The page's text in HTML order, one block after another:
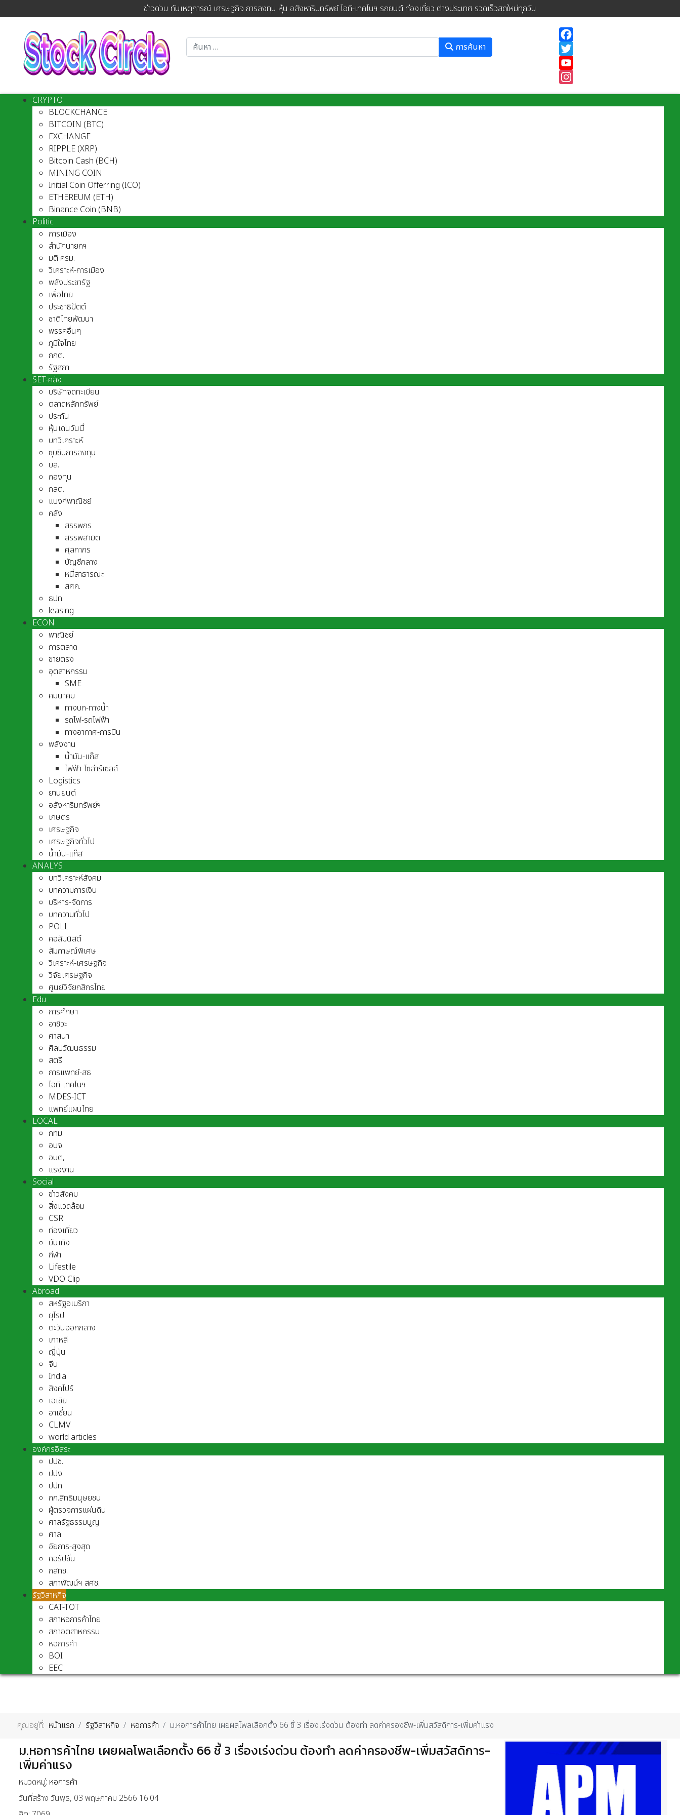
ข่าวด่วน ทันเหตุการณ์ เศรษฐกิจ การลงทุน หุ้น อสังหาริมทรัพย์ ไอที-เทคโนฯ รถยนต์ ท่องเที่ยว ต่างประเทศ รวดเร็วสดใหม่ทุกวัน
การค้นหา
Instagram
CRYPTO
BLOCKCHANCE
BITCOIN (BTC)
EXCHANGE
RIPPLE (XRP)
Bitcoin Cash (BCH)
MINING COIN
Initial Coin Offerring (ICO)
ETHEREUM (ETH)
Binance Coin (BNB)
Politic
การเมือง
สำนักนายกฯ
มติ ครม.
วิเคราะห์-การเมือง
พลังประชารัฐ
เพื่อไทย
ประชาธิปัตต์
ชาติไทยพัฒนา
พรรคอื่นๆ
ภูมิใจไทย
กกต.
รัฐสภา
SET-คลัง
บริษัทจดทะเบียน
ตลาดหลักทรัพย์
ประกัน
หุ้นเด่นวันนี้
บทวิเคราะห์
ซุบซิบการลงทุน
บล.
กองทุน
กลต.
แบงก์พาณิชย์
คลัง
สรรพกร
สรรพสามิต
ศุลกากร
บัญชีกลาง
หนี้สาธารณะ
สศค.
ธปท.
leasing
ECON
พาณิชย์
การตลาด
ขายตรง
อุตสาหกรรม
SME
คมนาคม
ทางบก-ทางน้ำ
รถไฟ-รถไฟฟ้า
ทางอากาศ-การบิน
พลังงาน
น้ำมัน-แก๊ส
ไฟฟ้า-โซล่าร์เซลล์
Logistics
ยานยนต์
อสังหาริมทรัพย์ฯ
เกษตร
เศรษฐกิจ
เศรษฐกิจทั่วไป
น้ำมัน-แก๊ส
ANALYS
บทวิเคราะห์สังคม
บทความการเงิน
บริหาร-จัดการ
บทความทั่วไป
POLL
คอลัมนิสต์
สัมภาษณ์พิเศษ
วิเคราะห์-เศรษฐกิจ
วิจัยเศรษฐกิจ
ศูนย์วิจัยกสิกรไทย
Edu
การศึกษา
อาชีวะ
ศาสนา
ศิลปวัฒนธรรม
สตรี
การแพทย์-สธ
ไอที-เทคโนฯ
MDES-ICT
แพทย์แผนไทย
LOCAL
กทม.
อบจ.
อบต,
แรงงาน
Social
ข่าวสังคม
สิ่งแวดล้อม
CSR
ท่องเที่ยว
บันเทิง
กีฬา
Lifestile
VDO Clip
Abroad
สหรัฐอเมริกา
ยุโรป
ตะวันออกกลาง
เกาหลี
ญี่ปุ่น
จีน
India
สิงคโปร์
เอเชีย
อาเชี่ยน
CLMV
world articles
องค์กรอิสระ
ปปช.
ปปง.
ปปท.
กก.สิทธิมนุษยชน
ผู้ตรวจการแผ่นดิน
ศาลรัฐธรรมนูญ
ศาล
อัยการ-สูงสุด
คอรัปชั่น
กสทช.
สภาพัฒน์ฯ สศช.
รัฐวิสาหกิจ
CAT-TOT
สภาหอการค้าไทย
สภาอุตสาหกรรม
หอการค้า
BOI
EEC
คุณอยู่ที่: หน้าแรก รัฐวิสาหกิจ หอการค้า ม.หอการค้าไทย เผยผลโพลเลือกตั้ง 66 ชี้ 3 เรื่องเร่งด่วน ต้องทำ ลดค่าครองชีพ-เพิ่มสวัสดิการ-เพิ่มค่าแรง
ม.หอการค้าไทย เผยผลโพลเลือกตั้ง 66 ชี้ 3 เรื่องเร่งด่วน ต้องทำ ลดค่าครองชีพ-เพิ่มสวัสดิการ-
เพิ่มค่าแรง
หมวดหมู่: หอการค้า
วันที่สร้าง วันพุธ, 03 พฤษภาคม 2566 16:04